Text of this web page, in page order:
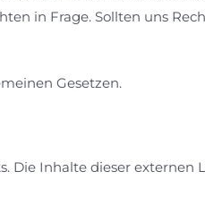
in Frage. Sollten uns
Gesetzen.
Inhalte dieser externen